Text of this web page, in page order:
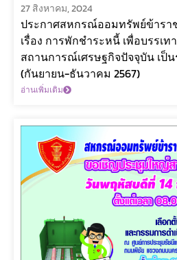
27 สิงหาคม, 2024
ประกาศสหกรณ์ออมทรัพย์ข้ารา
เรื่อง การพักชำระหนี้ เพื่อบรรเ
สถานการณ์เศรษฐกิจปัจจุบัน เป็น
(กันยายน-ธันวาคม 2567)
อ่านเพิ่มเติม